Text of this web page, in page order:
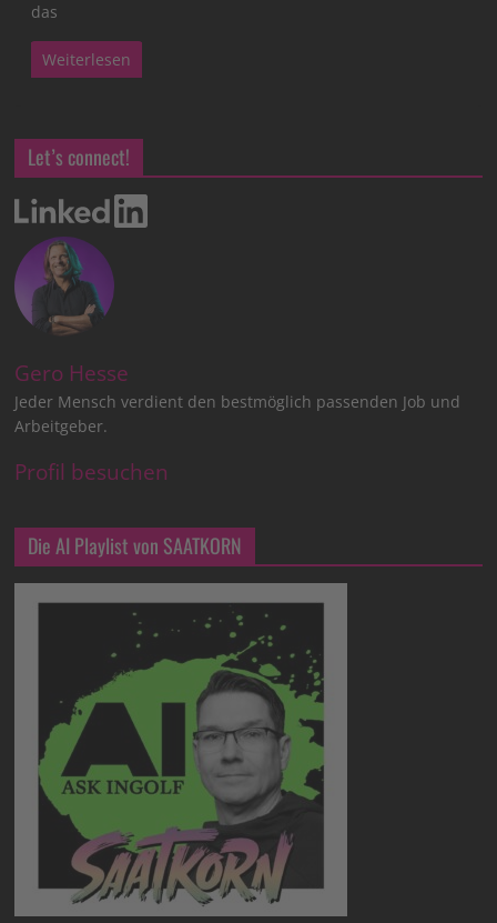
das
Weiterlesen
Let’s connect!
Gero Hesse
Jeder Mensch verdient den bestmöglich passenden Job und
Arbeitgeber.
Profil besuchen
Die AI Playlist von SAATKORN